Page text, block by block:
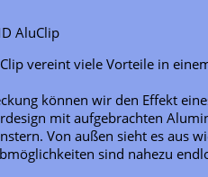
AluClip
vereint viele Vorteile in
können wir den Effekt
mit aufgebrachten
Von außen sieht es aus
sind nahezu